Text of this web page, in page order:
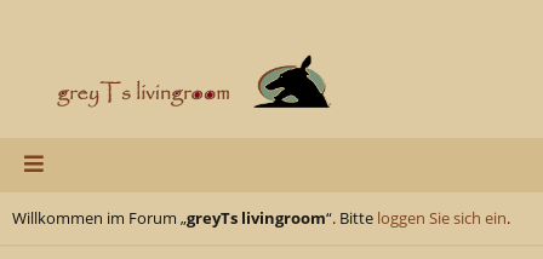
Willkommen im Forum „greyTs livingroom“. Bitte loggen Sie sich ein.